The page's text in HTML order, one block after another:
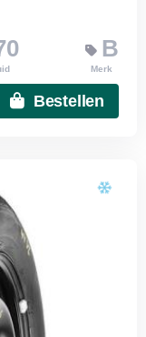
B
Merk
Bestellen